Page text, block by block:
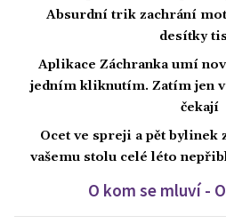
Absurdní trik zachrání
desítky
Aplikace Záchranka umí
jedním kliknutím. Zatím jen
čekají
Ocet ve spreji a pět bylinek
vašemu stolu celé léto
O kom se mluví -